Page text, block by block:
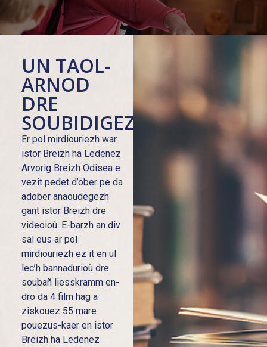
UN TAOL-
ARNOD
DRE
SOUBIDIGEZH
Er pol mirdiouriezh war
istor Breizh ha Ledenez
Arvorig Breizh Odisea e
vezit pedet d’ober pe da
adober anaoudegezh
gant istor Breizh dre
videoioù. E-barzh an div
sal eus ar pol
mirdiouriezh ez it en ul
lec’h bannadurioù dre
soubañ liesskramm en-
dro da 4 film hag a
ziskouez 55 mare
pouezus-kaer en istor
Breizh ha Ledenez